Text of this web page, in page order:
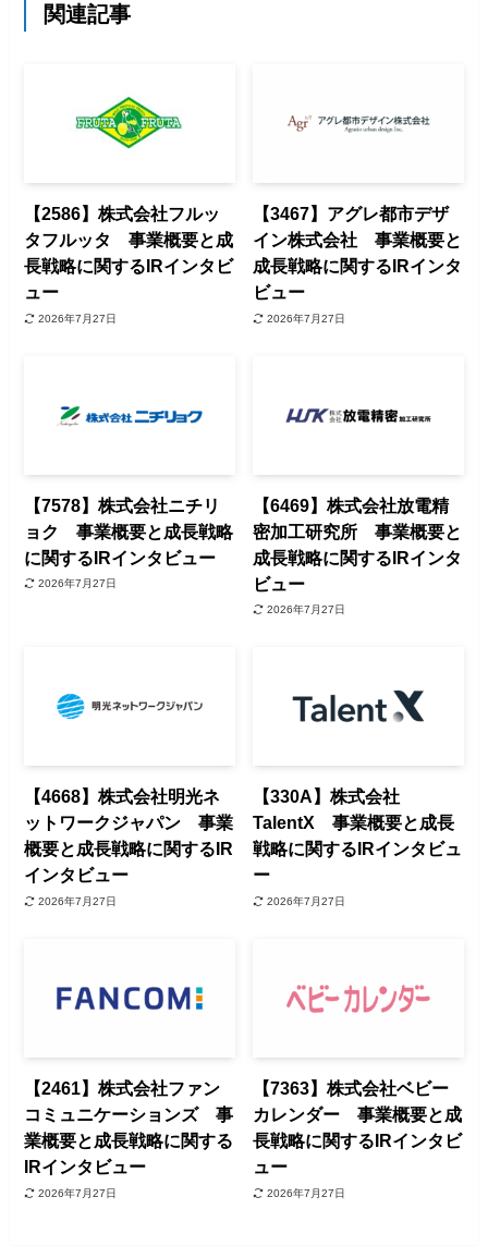
関連記事
【2586】株式会社フルッ
タフルッタ 事業概要と成
長戦略に関するIRインタビ
ュー
2026年7月27日
【3467】アグレ都市デザ
イン株式会社 事業概要と
成長戦略に関するIRインタ
ビュー
2026年7月27日
【7578】株式会社ニチリ
ョク 事業概要と成長戦略
に関するIRインタビュー
2026年7月27日
【6469】株式会社放電精
密加工研究所 事業概要と
成長戦略に関するIRインタ
ビュー
2026年7月27日
【4668】株式会社明光ネ
ットワークジャパン 事業
概要と成長戦略に関するIR
インタビュー
2026年7月27日
【330A】株式会社
TalentX 事業概要と成長
戦略に関するIRインタビュ
ー
2026年7月27日
【2461】株式会社ファン
コミュニケーションズ 事
業概要と成長戦略に関する
IRインタビュー
2026年7月27日
【7363】株式会社ベビー
カレンダー 事業概要と成
長戦略に関するIRインタビ
ュー
2026年7月27日